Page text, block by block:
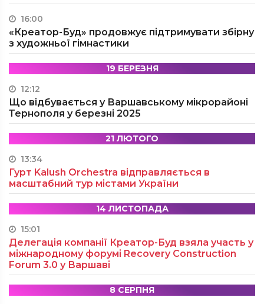
16:00
«Креатор-Буд» продовжує підтримувати збірну
з художньої гімнастики
19 БЕРЕЗНЯ
12:12
Що відбувається у Варшавському мікрорайоні
Тернополя у березні 2025
21 ЛЮТОГО
13:34
Гурт Kalush Orchestra відправляється в
масштабний тур містами України
14 ЛИСТОПАДА
15:01
Делегація компанії Креатор-Буд взяла участь у
міжнародному форумі Recovery Construction
Forum 3.0 у Варшаві
8 СЕРПНЯ